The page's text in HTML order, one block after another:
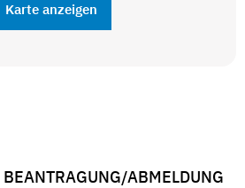
Karte anzeigen
ABMELDUNG